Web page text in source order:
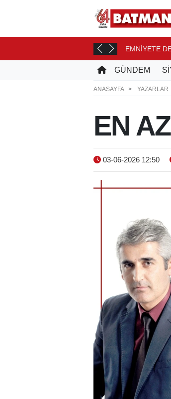
EMNİYETE
GÜNDEM
ANASAYFA YAZARLAR
EN
03-06-2026 12:50